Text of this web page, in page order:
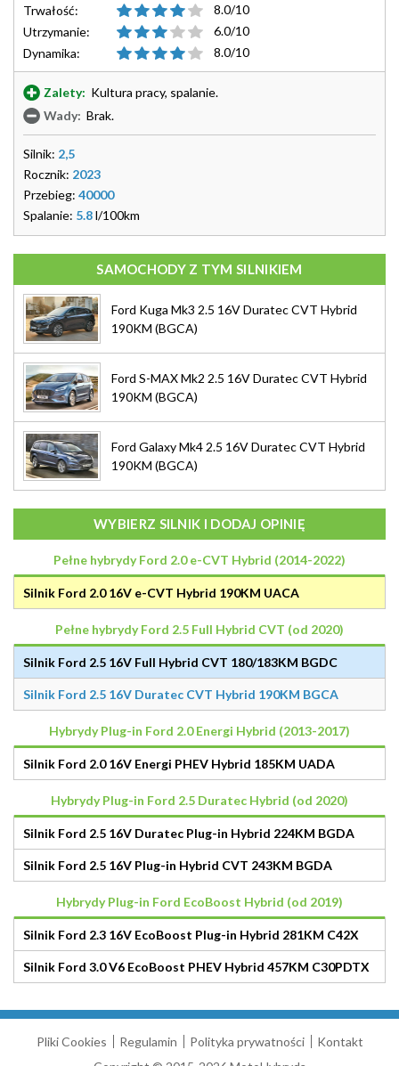
Trwałość:
8.0/10
Utrzymanie:
6.0/10
Dynamika:
8.0/10
Zalety: Kultura pracy, spalanie.
Wady: Brak.
Silnik: 2,5
Rocznik: 2023
Przebieg: 40000
Spalanie: 5.8l/100km
SAMOCHODY Z TYM SILNIKIEM
Ford Kuga Mk3 2.5 16V Duratec CVT Hybrid
190KM (BGCA)
Ford S-MAX Mk2 2.5 16V Duratec CVT Hybrid
190KM (BGCA)
Ford Galaxy Mk4 2.5 16V Duratec CVT Hybrid
190KM (BGCA)
WYBIERZ SILNIK I DODAJ OPINIĘ
Pełne hybrydy Ford 2.0 e-CVT Hybrid (2014-2022)
Silnik Ford 2.0 16V e-CVT Hybrid 190KM UACA
Pełne hybrydy Ford 2.5 Full Hybrid CVT (od 2020)
Silnik Ford 2.5 16V Full Hybrid CVT 180/183KM BGDC
Silnik Ford 2.5 16V Duratec CVT Hybrid 190KM BGCA
Hybrydy Plug-in Ford 2.0 Energi Hybrid (2013-2017)
Silnik Ford 2.0 16V Energi PHEV Hybrid 185KM UADA
Hybrydy Plug-in Ford 2.5 Duratec Hybrid (od 2020)
Silnik Ford 2.5 16V Duratec Plug-in Hybrid 224KM BGDA
Silnik Ford 2.5 16V Plug-in Hybrid CVT 243KM BGDA
Hybrydy Plug-in Ford EcoBoost Hybrid (od 2019)
Silnik Ford 2.3 16V EcoBoost Plug-in Hybrid 281KM C42X
Silnik Ford 3.0 V6 EcoBoost PHEV Hybrid 457KM C30PDTX
Pliki Cookies Regulamin Polityka prywatności
Kontakt